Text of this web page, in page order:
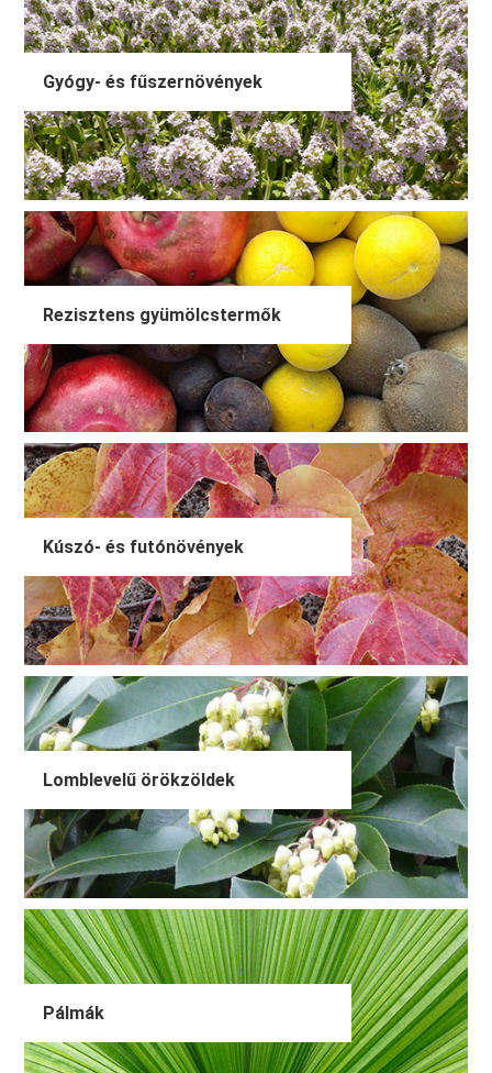
Gyógy- és fűszernövények
Rezisztens gyümölcstermők
Kúszó- és futónövények
Lomblevelű örökzöldek
Pálmák